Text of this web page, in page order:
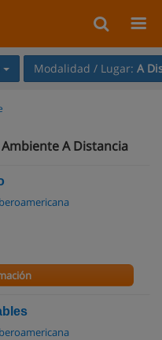
Modalidad / Lugar: A
A Distancia